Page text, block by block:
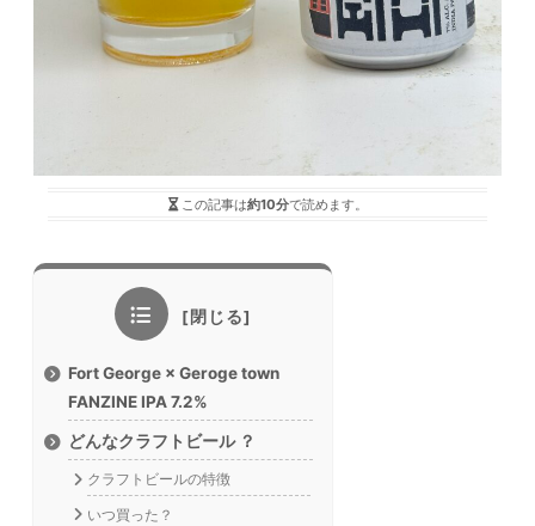
この記事は約10分で読めます。
Fort George × Geroge town
FANZINE IPA 7.2%
どんなクラフトビール ？
クラフトビールの特徴
いつ買った？